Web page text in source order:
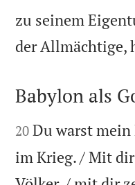
zu seinem
der Allmächtige,

Babylon als

20 Du warst mein
im Krieg. / Mit